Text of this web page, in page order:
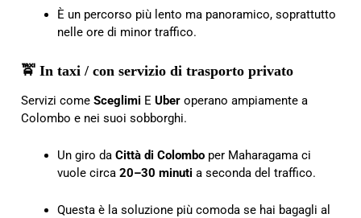
È un percorso più lento ma panoramico, soprattutto
nelle ore di minor traffico.
🚖 In taxi / con servizio di trasporto privato
Servizi come Sceglimi E Uber operano ampiamente a
Colombo e nei suoi sobborghi.
Un giro da Città di Colombo per Maharagama ci
vuole circa 20–30 minuti a seconda del traffico.
Questa è la soluzione più comoda se hai bagagli al